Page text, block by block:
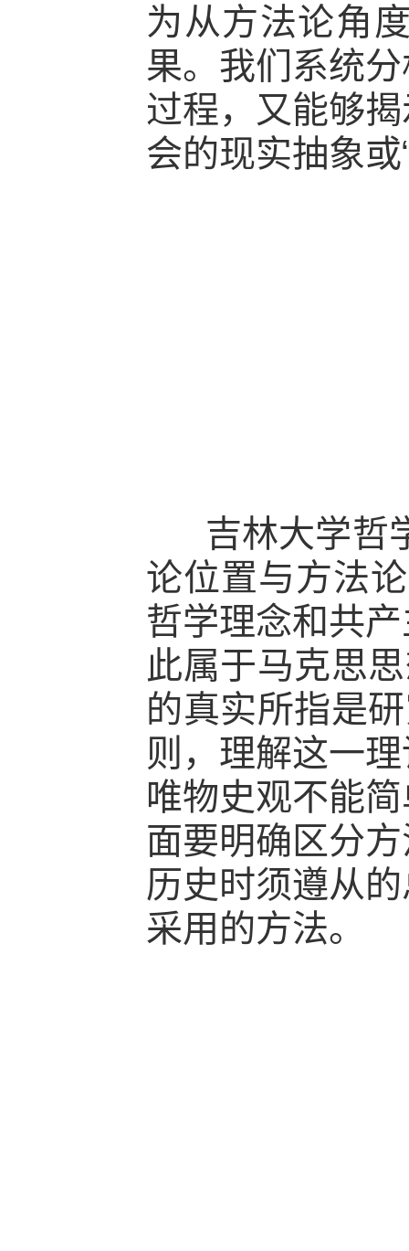
为从方法论角
果。我们系统
过程，又能够
会的现实抽象
吉林大学哲
论位置与方法
哲学理念和共
此属于马克思
的真实所指是
则，理解这一
唯物史观不能
面要明确区分
历史时须遵从
采用的方法。